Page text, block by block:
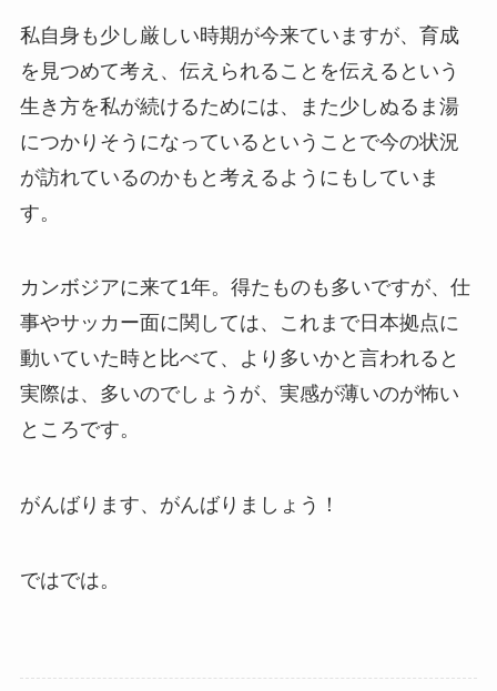
私自身も少し厳しい時期が今来ていますが、育成
を見つめて考え、伝えられることを伝えるという
生き方を私が続けるためには、また少しぬるま湯
につかりそうになっているということで今の状況
が訪れているのかもと考えるようにもしていま
す。
カンボジアに来て1年。得たものも多いですが、仕
事やサッカー面に関しては、これまで日本拠点に
動いていた時と比べて、より多いかと言われると
実際は、多いのでしょうが、実感が薄いのが怖い
ところです。
がんばります、がんばりましょう！
ではでは。